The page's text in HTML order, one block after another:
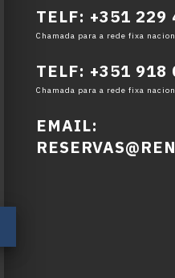
TELF: +351 229
Chamada para a rede fixa
TELF: +351 918
Chamada para a rede fixa
EMAIL: